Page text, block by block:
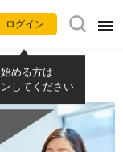
ログイン
める方は
してください
るDX step2